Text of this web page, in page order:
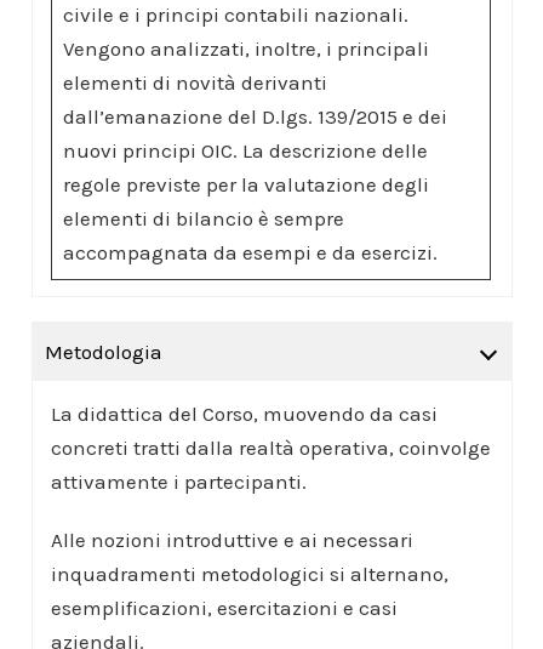
civile e i principi contabili nazionali.
Vengono analizzati, inoltre, i principali
elementi di novità derivanti
dall’emanazione del D.lgs. 139/2015 e dei
nuovi principi OIC. La descrizione delle
regole previste per la valutazione degli
elementi di bilancio è sempre
accompagnata da esempi e da esercizi.
Metodologia
La didattica del Corso, muovendo da casi
concreti tratti dalla realtà operativa, coinvolge
attivamente i partecipanti.
Alle nozioni introduttive e ai necessari
inquadramenti metodologici si alternano,
esemplificazioni, esercitazioni e casi
aziendali.